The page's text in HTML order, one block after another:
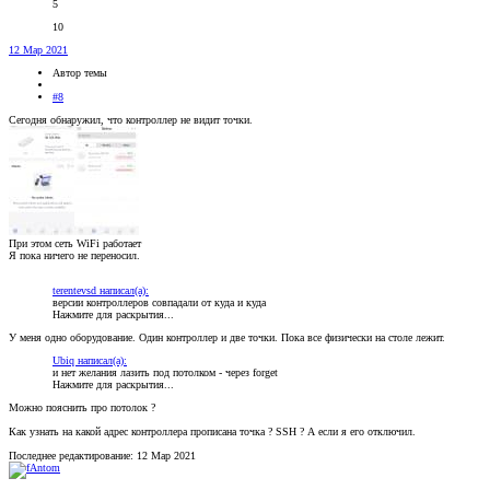
5
10
12 Мар 2021
Автор темы
#8
Сегодня обнаружил, что контроллер не видит точки.
При этом сеть WiFi работает
Я пока ничего не переносил.
terentevsd написал(а):
версии контроллеров совпадали от куда и куда
Нажмите для раскрытия...
У меня одно оборудование. Один контроллер и две точки. Пока все физически на столе лежит.
Ubiq написал(а):
и нет желания лазить под потолком - через forget
Нажмите для раскрытия...
Можно пояснить про потолок ?
Как узнать на какой адрес контроллера прописана точка ? SSH ? А если я его отключил.
Последнее редактирование: 12 Мар 2021